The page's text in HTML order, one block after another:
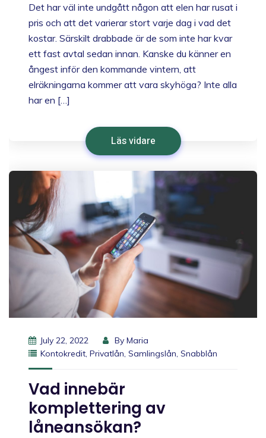
Det har väl inte undgått någon att elen har rusat i
pris och att det varierar stort varje dag i vad det
kostar. Särskilt drabbade är de som inte har kvar
ett fast avtal sedan innan. Kanske du känner en
ångest inför den kommande vintern, att
elräkningarna kommer att vara skyhöga? Inte alla
har en […]
Läs vidare
July 22, 2022 By Maria
Kontokredit, Privatlån, Samlingslån, Snabblån
Vad innebär
komplettering av
låneansökan?